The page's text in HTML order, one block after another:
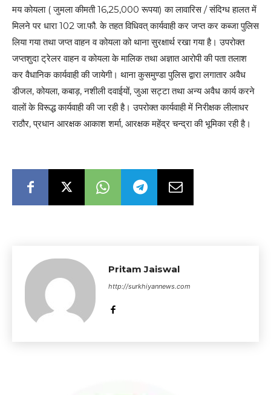
मय कोयला ( जुमला कीमती 16,25,000 रूपया) का लावारिस / संदिग्ध हालत में
मिलने पर धारा 102 जा.फौ. के तहत विधिवत् कार्यवाही कर जप्त कर कब्जा पुलिस
लिया गया तथा जप्त वाहन व कोयला को थाना सुरक्षार्थ रखा गया है। उपरोक्त
जप्तशुदा ट्रेलर वाहन व कोयला के मालिक तथा अज्ञात आरोपी की पता तलाश
कर वैधानिक कार्यवाही की जायेगी। थाना कुसमुण्डा पुलिस द्वारा लगातार अवैध
डीजल, कोयला, कबाड़, नशीली दवाईयों, जुआ सट्टा तथा अन्य अवैध कार्य करने
वालों के विरूद्ध कार्यवाही की जा रही है। उपरोक्त कार्यवाही में निरीक्षक लीलाधर
राठौर, प्रधान आरक्षक आकाश शर्मा, आरक्षक महेंद्र चन्द्रा की भूमिका रही है।
Pritam Jaiswal
http://surkhiyannews.com